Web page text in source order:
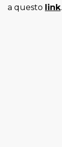
a questo link.